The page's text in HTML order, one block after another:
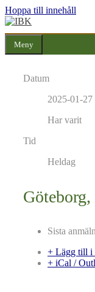
Hoppa till innehåll
Meny
Datum
2025-01-27
Har varit
Tid
Heldag
Sista
+ Lägg till i
+ iCal /